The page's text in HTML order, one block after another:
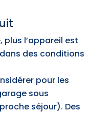
plus l’appareil est
des conditions
pour les
sous
séjour). Des